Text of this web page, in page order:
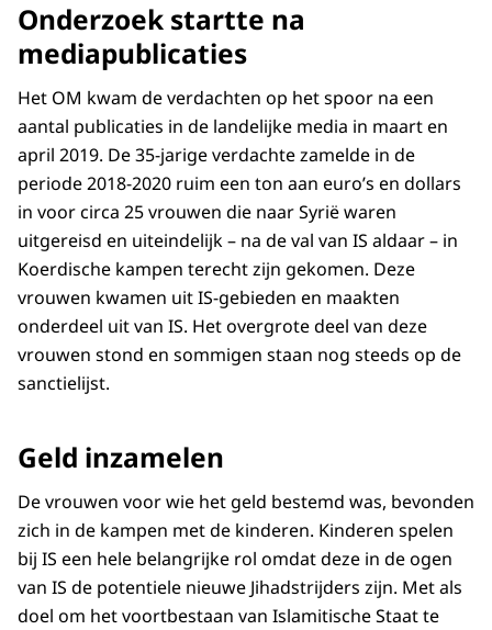
Onderzoek startte na
mediapublicaties
Het OM kwam de verdachten op het spoor na een
aantal publicaties in de landelijke media in maart en
april 2019. De 35-jarige verdachte zamelde in de
periode 2018-2020 ruim een ton aan euro’s en dollars
in voor circa 25 vrouwen die naar Syrië waren
uitgereisd en uiteindelijk – na de val van IS aldaar – in
Koerdische kampen terecht zijn gekomen. Deze
vrouwen kwamen uit IS-gebieden en maakten
onderdeel uit van IS. Het overgrote deel van deze
vrouwen stond en sommigen staan nog steeds op de
sanctielijst.
Geld inzamelen
De vrouwen voor wie het geld bestemd was, bevonden
zich in de kampen met de kinderen. Kinderen spelen
bij IS een hele belangrijke rol omdat deze in de ogen
van IS de potentiele nieuwe Jihadstrijders zijn. Met als
doel om het voortbestaan van Islamitische Staat te